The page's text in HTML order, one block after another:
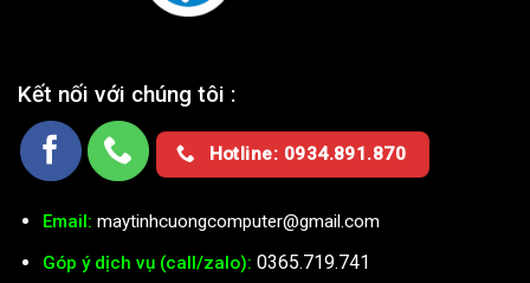
Kết nối với chúng tôi :
Hotline: 0934.891.870
Email: maytinhcuongcomputer@gmail.com
Góp ý dịch vụ (call/zalo): 0365.719.741